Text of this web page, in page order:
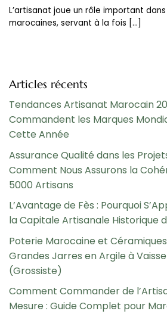
L’artisanat joue un rôle important
marocaines, servant à la fois [...]
Articles récents
Tendances Artisanat Marocain
Commandent les Marques
Cette Année
Assurance Qualité dans les
Comment Nous Assurons la
5000 Artisans
L’Avantage de Fès : Pourquoi
la Capitale Artisanale Historique
Poterie Marocaine et
Grandes Jarres en Argile à
(Grossiste)
Comment Commander de
Mesure : Guide Complet pour